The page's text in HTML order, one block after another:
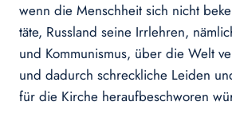
wenn die Menschheit sich nicht
täte, Russland seine Irrlehren,
und Kommunismus, über die Welt
und dadurch schreckliche Leiden
für die Kirche heraufbeschworen